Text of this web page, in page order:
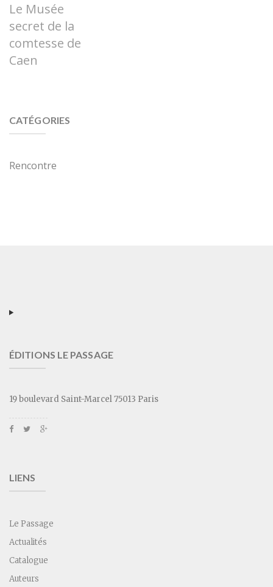
Le Musée
secret de la
comtesse de
Caen
CATÉGORIES
Rencontre
ÉDITIONS LE PASSAGE
19 boulevard Saint-Marcel 75013 Paris
LIENS
Le Passage
Actualités
Catalogue
Auteurs